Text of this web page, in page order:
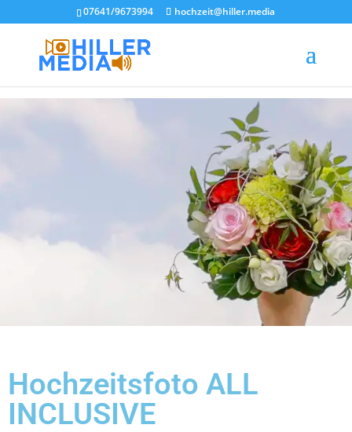
07641/9673994 hochzeit@hiller.media
Hochzeitsfoto ALL
INCLUSIVE